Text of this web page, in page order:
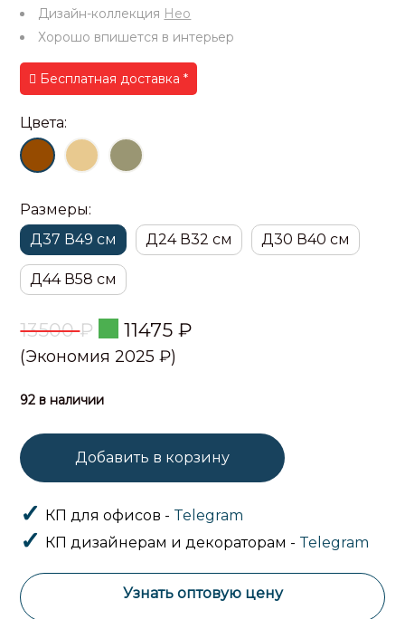
Дизайн-коллекция Нео
Хорошо впишется в интерьер
Бесплатная доставка *
Цвета:
Размеры:
Д37 В49 см
Д24 В32 см Д30 В40 см
Д44 В58 см
13500₽ 11475₽
(Экономия 2025 ₽)
92 в наличии
Добавить в корзину
КП для офисов - Telegram
КП дизайнерам и декораторам - Telegram
Узнать оптовую цену